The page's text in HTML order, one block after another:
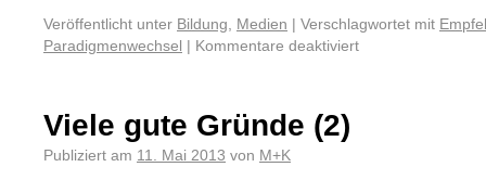
Veröffentlicht unter Bildung Medien | Verschlagwortet mit
Paradigmenwechsel | Kommentare deaktiviert
Viele gute Gründe (2)
Publiziert am 11. Mai 2013 von M+K